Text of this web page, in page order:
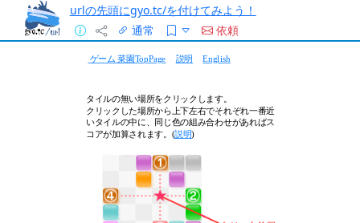
urlの先頭にgyo.tc/を付けてみよう！
通常
依頼